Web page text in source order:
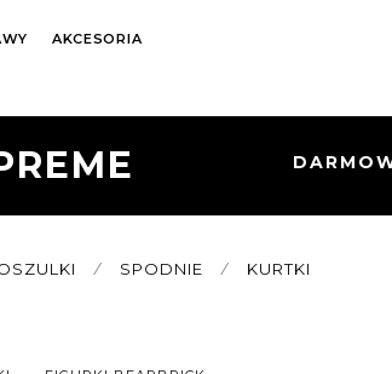
AKCESORIA
⁄ SPODNIE ⁄ KURTKI